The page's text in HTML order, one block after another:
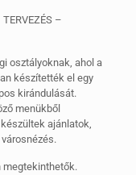
–
osztályoknak, ahol a
készítették el egy
kirándulását.
menükből
ajánlatok,
megtekinthetők.